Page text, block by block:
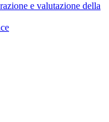
e valutazione della